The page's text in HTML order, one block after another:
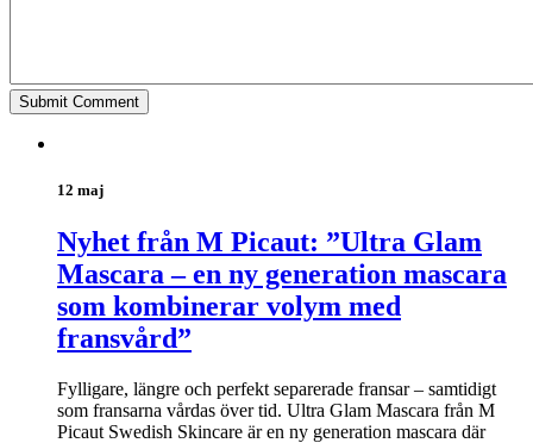
12 maj
Nyhet från M Picaut: ”Ultra Glam
Mascara – en ny generation mascara
som kombinerar volym med
fransvård”
Fylligare, längre och perfekt separerade fransar – samtidigt
som fransarna vårdas över tid. Ultra Glam Mascara från M
Picaut Swedish Skincare är en ny generation mascara där